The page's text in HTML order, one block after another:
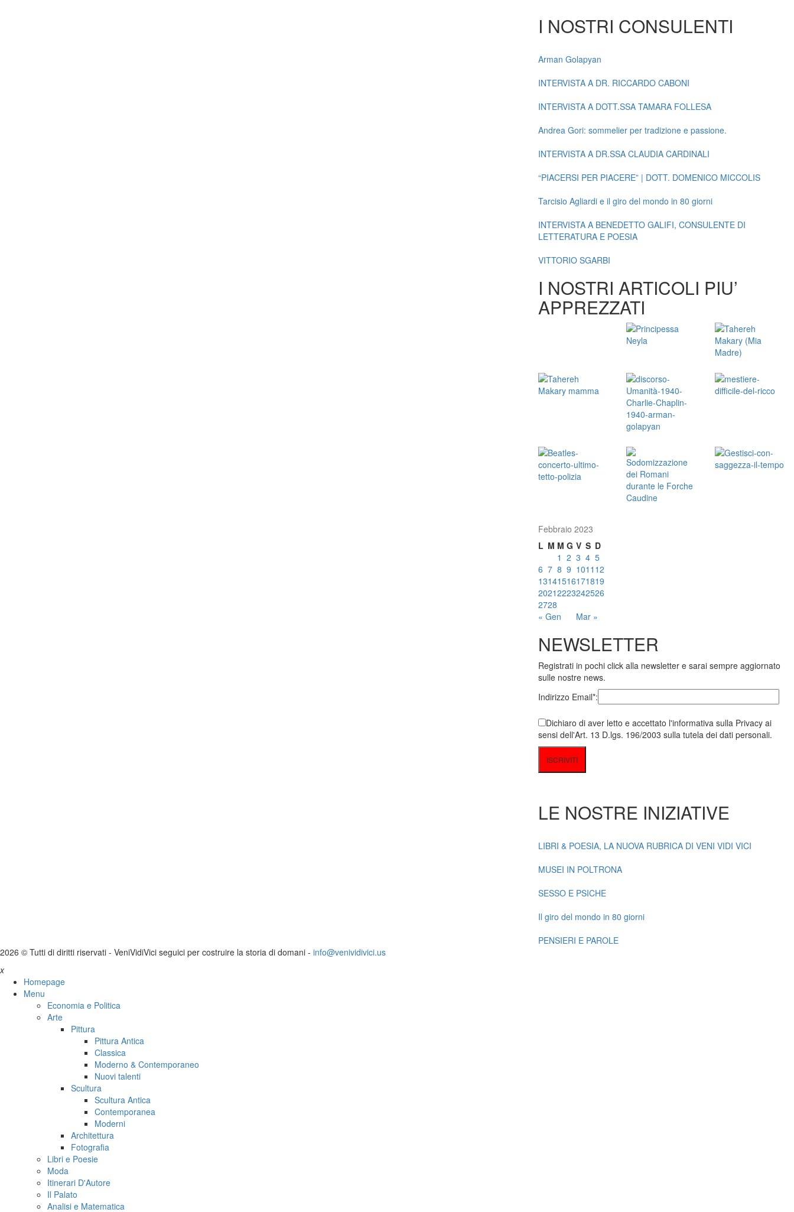
I NOSTRI CONSULENTI
Arman Golapyan
INTERVISTA A DR. RICCARDO CABONI
INTERVISTA A DOTT.SSA TAMARA FOLLESA
Andrea Gori: sommelier per tradizione e passione.
INTERVISTA A DR.SSA CLAUDIA CARDINALI
“PIACERSI PER PIACERE” | DOTT. DOMENICO MICCOLIS
Tarcisio Agliardi e il giro del mondo in 80 giorni
INTERVISTA A BENEDETTO GALIFI, CONSULENTE DI
LETTERATURA E POESIA
VITTORIO SGARBI
I NOSTRI ARTICOLI PIU’
APPREZZATI
Febbraio 2023
L M M G V S D
« Gen Mar »
1 2 3 4 5
6 7 8 9 1011 12
13141516171819
20212223242526
2728
NEWSLETTER
Registrati in pochi click alla newsletter e sarai sempre aggiornato
sulle nostre news.
Indirizzo Email*:
Dichiaro di aver letto e accettato l'informativa sulla Privacy ai
sensi dell'Art. 13 D.lgs. 196/2003 sulla tutela dei dati personali.
LE NOSTRE INIZIATIVE
LIBRI & POESIA, LA NUOVA RUBRICA DI VENI VIDI VICI
MUSEI IN POLTRONA
SESSO E PSICHE
Il giro del mondo in 80 giorni
PENSIERI E PAROLE
2026 © Tutti di diritti riservati - VeniVidiVici seguici per costruire la storia di domani - info@venividivici.us
x
Homepage
Menu
Economia e Politica
Arte
Pittura
Pittura Antica
Classica
Moderno & Contemporaneo
Nuovi talenti
Scultura
Scultura Antica
Contemporanea
Moderni
Architettura
Fotografia
Libri e Poesie
Moda
Itinerari D'Autore
Il Palato
Analisi e Matematica